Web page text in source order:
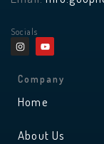
Socials
I
n
s
a
r
a
Y
o
u
u
Company
Home
About Us